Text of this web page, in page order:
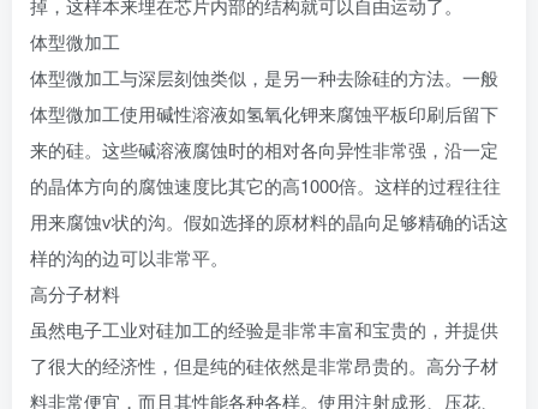
掉，这样本来埋在芯片内部的结构就可以自由运动了。
体型微加工
体型微加工与深层刻蚀类似，是另一种去除硅的方法。一般
体型微加工使用碱性溶液如氢氧化钾来腐蚀平板印刷后留下
来的硅。这些碱溶液腐蚀时的相对各向异性非常强，沿一定
的晶体方向的腐蚀速度比其它的高1000倍。这样的过程往往
用来腐蚀v状的沟。假如选择的原材料的晶向足够精确的话这
样的沟的边可以非常平。
高分子材料
虽然电子工业对硅加工的经验是非常丰富和宝贵的，并提供
了很大的经济性，但是纯的硅依然是非常昂贵的。高分子材
料非常便宜，而且其性能各种各样。使用注射成形、压花、